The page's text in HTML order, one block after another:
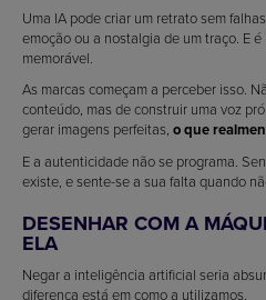
Uma IA pode criar um retrato sem
emoção ou a nostalgia de um traço. E
memorável.
As marcas começam a perceber isso.
conteúdo, mas de construir uma voz
gerar imagens perfeitas, o que
E a autenticidade não se programa.
existe, e sente-se a sua falta quando
DESENHAR COM A
ELA
Negar a inteligência artificial seria
diferença está em como a utilizamos.